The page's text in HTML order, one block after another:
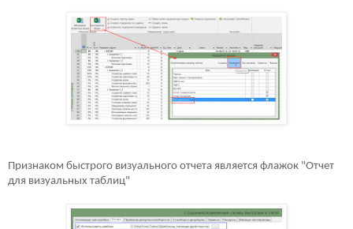
Признаком быстрого визуального отчета является флажок "Отчет
для визуальных таблиц"